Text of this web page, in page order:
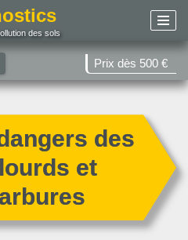
des sols
Prix dès 500 €
des
et